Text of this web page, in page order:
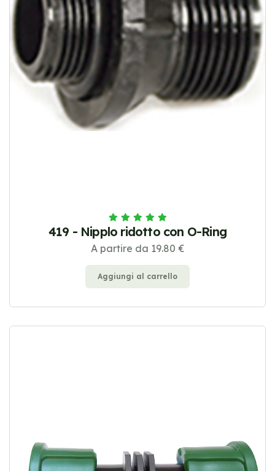
419 - Nipplo ridotto con O-Ring
A partire da 19.80 €
Aggiungi al carrello